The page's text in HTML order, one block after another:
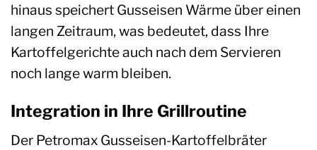
hinaus speichert Gusseisen Wärme über einen
langen Zeitraum, was bedeutet, dass Ihre
Kartoffelgerichte auch nach dem Servieren
noch lange warm bleiben.
Integration in Ihre Grillroutine
Der Petromax Gusseisen-Kartoffelbräter